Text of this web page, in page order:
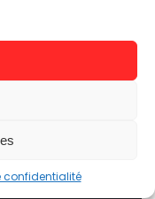
confidentialité
produit
2